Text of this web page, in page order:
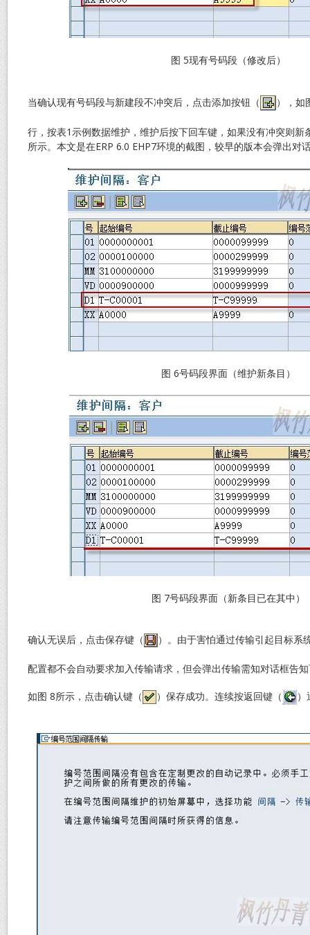
图 5现有号码段（修改后）
当确认现有号码段与新建段不冲突后，点击添加按钮（ ），如
行，按表1示例数据维护，维护后按下回车键，如果没有冲突则新
所示。本文是在ERP 6.0 EHP7环境的截图，较早的版本会弹出对
图 6号码段界面（维护新条目）
图 7号码段界面（新条目已在其中）
确认无误后，点击保存键（ ）。由于害怕通过传输引起目标系
配置都不会自动要求加入传输请求，但会弹出传输需知对话框告
如图 8所示，点击确认键（ ）保存成功。连续按返回键（ ）